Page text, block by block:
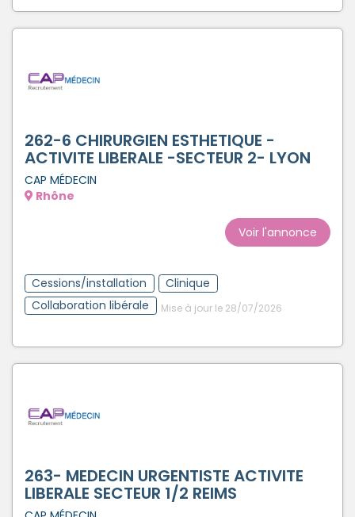
262-6 CHIRURGIEN ESTHETIQUE -
ACTIVITE LIBERALE -SECTEUR 2- LYON
CAP MÉDECIN
Rhône
Voir l'annonce
Cessions/installation
Clinique
Collaboration libérale
Mise à jour le 28/07/2026
263- MEDECIN URGENTISTE ACTIVITE
LIBERALE SECTEUR 1/2 REIMS